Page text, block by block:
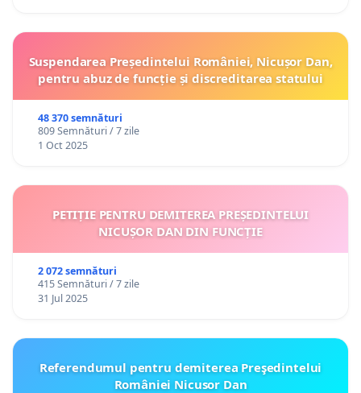
Suspendarea Președintelui României, Nicușor Dan,
pentru abuz de funcție și discreditarea statului
48 370 semnături
809 Semnături / 7 zile
1 Oct 2025
PETIȚIE PENTRU DEMITEREA PREȘEDINTELUI
NICUȘOR DAN DIN FUNCȚIE
2 072 semnături
415 Semnături / 7 zile
31 Jul 2025
Referendumul pentru demiterea Preşedintelui
României Nicusor Dan